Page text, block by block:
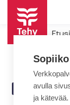
Hyppää
pääsisältöön
BLOGIavulla
ja